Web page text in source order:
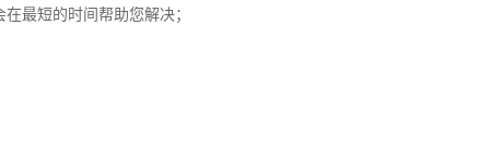
最短的时间帮助您解决；